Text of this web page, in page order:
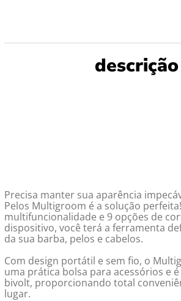
Precisa manter sua aparência
Pelos Multigroom é a solução
multifuncionalidade e 9 opções de
dispositivo, você terá a ferramenta
da sua barba, pelos e cabelos.
Com design portátil e sem fio, o
uma prática bolsa para acessórios e
bivolt, proporcionando total
lugar.